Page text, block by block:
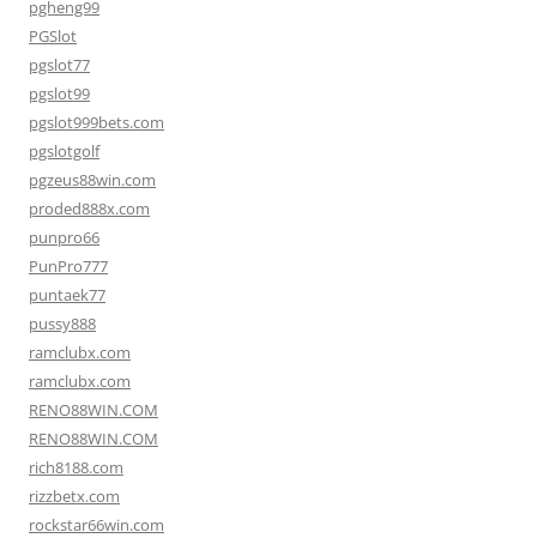
pgheng99
PGSlot
pgslot77
pgslot99
pgslot999bets.com
pgslotgolf
pgzeus88win.com
proded888x.com
punpro66
PunPro777
puntaek77
pussy888
ramclubx.com
ramclubx.com
RENO88WIN.COM
RENO88WIN.COM
rich8188.com
rizzbetx.com
rockstar66win.com